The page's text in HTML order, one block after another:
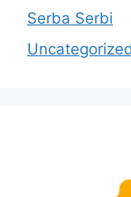
Serba Serbi
Uncategorized